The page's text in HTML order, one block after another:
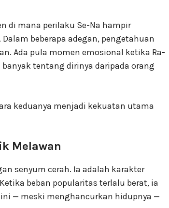
di mana perilaku Se-Na hampir
beberapa adegan, pengetahuan
Ada pula momen emosional ketika Ra-
tentang dirinya daripada orang
keduanya menjadi kekuatan utama
Melawan
senyum cerah. Ia adalah karakter
beban popularitas terlalu berat, ia
— meski menghancurkan hidupnya —